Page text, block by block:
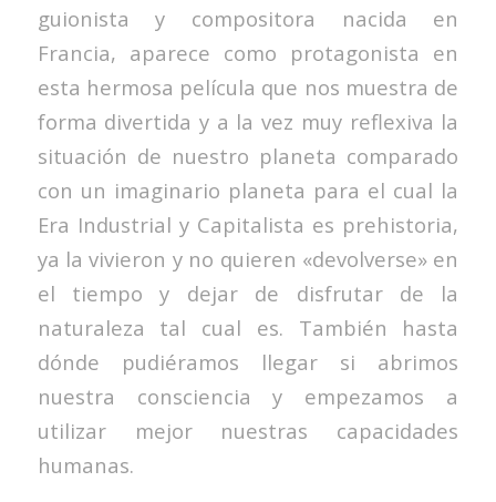
guionista y compositora nacida en
Francia, aparece como protagonista en
esta hermosa película que nos muestra de
forma divertida y a la vez muy reflexiva la
situación de nuestro planeta comparado
con un imaginario planeta para el cual la
Era Industrial y Capitalista es prehistoria,
ya la vivieron y no quieren «devolverse» en
el tiempo y dejar de disfrutar de la
naturaleza tal cual es. También hasta
dónde pudiéramos llegar si abrimos
nuestra consciencia y empezamos a
utilizar mejor nuestras capacidades
humanas.